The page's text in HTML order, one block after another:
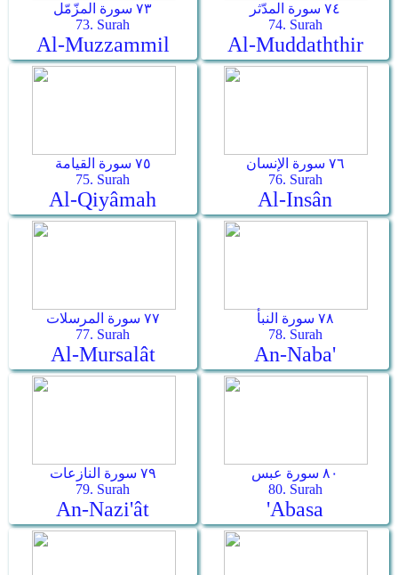
٧٣ سورة المزّمّل
73. Surah
Al-Muzzammil
٧٤ سورة المدّثر
74. Surah
Al-Muddaththir
٧٥ سورة القيامة
75. Surah
Al-Qiyâmah
٧٦ سورة الإنسان
76. Surah
Al-Insân
٧٧ سورة المرسلات
77. Surah
Al-Mursalât
٧٨ سورة النبأ
78. Surah
An-Naba'
٧٩ سورة النازعات
79. Surah
An-Nazi'ât
٨٠ سورة عبس
80. Surah
'Abasa